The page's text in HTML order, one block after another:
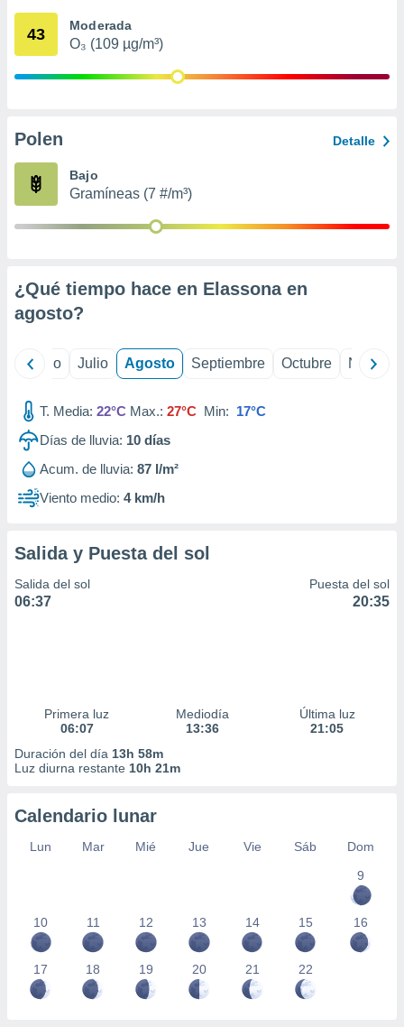
mediante
publicidad
de
43 Moderada
O₃ (109 µg/m³)
Polen Detalle
Bajo
Gramíneas (7 #/m³)
¿Qué tiempo hace en Elassona en
agosto?
Junio Julio Agosto Septiembre Octubre
T. Media: 22°C Max.: 27°C Min: 17°C
Días de lluvia: 10 días
Acum. de lluvia: 87 l/m²
Viento medio: 4 km/h
Salida y Puesta del sol
Salida del sol
06:37
Puesta del sol
20:35
Primera luz
06:07
Mediodía
13:36
Última luz
21:05
Duración del día 13h 58m
Luz diurna restante 10h 21m
Calendario lunar
Lun Mar Mié Jue Vie Sáb
Dom
9
10 11 12 13 14 15 16
17 18 19 20 21 22